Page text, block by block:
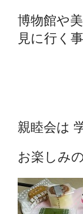
博物館や
見に行く
親睦会は
お楽しみ